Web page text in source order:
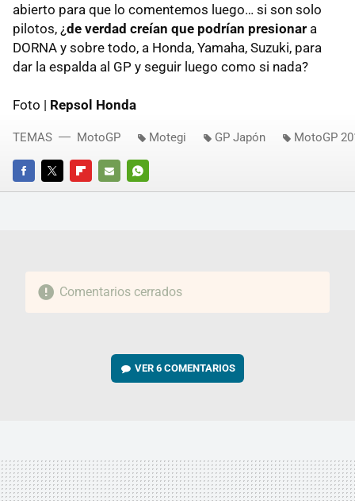
abierto para que lo comentemos luego… si son solo
pilotos, ¿de verdad creían que podrían presionar a
DORNA y sobre todo, a Honda, Yamaha, Suzuki, para
dar la espalda al GP y seguir luego como si nada?
Foto | Repsol Honda
FACEBOOKTWITTERFLIPBOARD
E-
WHATSAPP
TEMAS MotoGP Motegi GP Japón MotoGP
Comentarios cerrados
VER6 COMENTARIOS